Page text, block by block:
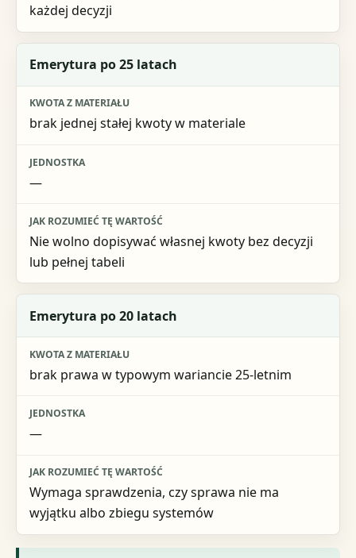
każdej decyzji
Emerytura po 25 latach
brak jednej stałej kwoty w materiale
—
Nie wolno dopisywać własnej kwoty bez decyzji
lub pełnej tabeli
Emerytura po 20 latach
brak prawa w typowym wariancie 25-letnim
—
Wymaga sprawdzenia, czy sprawa nie ma
wyjątku albo zbiegu systemów